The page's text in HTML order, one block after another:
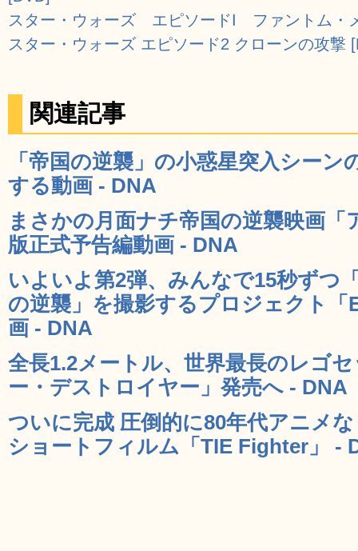
スター・ウォーズ エピソードI ファントム・
スター・ウォーズ エピソード2 クローンの攻撃
関連記事
「帝国の逆襲」の小惑星突入シー
する動画 - DNA
まさかの月面ナチ帝国の逆襲映画
版正式予告編動画 - DNA
いよいよ第2弾、みんなで15秒ずつ
の逆襲」を撮影するプロジェクト
画 - DNA
全長1.2メートル、世界最長のレゴ
ー・デストロイヤー」発売へ - DNA
ついに完成 圧倒的に80年代アニメ
ショートフィルム「TIE Fighter」 -